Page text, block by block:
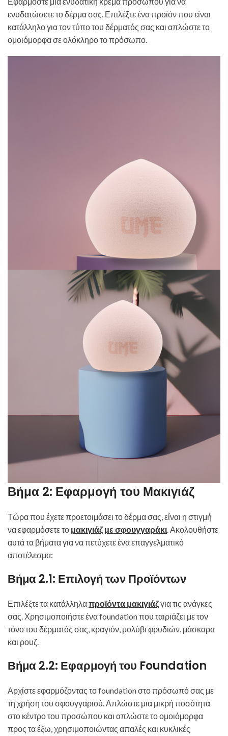
ενυδατώσετε το δέρμα σας. Επιλέξτε ένα προϊόν που είναι
κατάλληλο για τον τύπο του δέρματός σας και απλώστε το
ομοιόμορφα σε ολόκληρο το πρόσωπο.
Βήμα 2: Εφαρμογή του Μακιγιάζ
Τώρα που έχετε προετοιμάσει το δέρμα σας, είναι η στιγμή
να εφαρμόσετε το μακιγιάζ με σφουγγαράκι. Ακολουθήστε
αυτά τα βήματα για να πετύχετε ένα επαγγελματικό
αποτέλεσμα:
Βήμα 2.1: Επιλογή των Προϊόντων
Επιλέξτε τα κατάλληλαπροϊόντα μακιγιάζγια τις ανάγκες
σας. Χρησιμοποιήστε ένα foundation που ταιριάζει με τον
τόνο του δέρματός σας, κραγιόν, μολύβι φρυδιών, μάσκαρα
και ρουζ.
Βήμα 2.2: Εφαρμογή του Foundation
Αρχίστε εφαρμόζοντας το foundation στο πρόσωπό σας με
τη χρήση του σφουγγαριού. Απλώστε μια μικρή ποσότητα
στο κέντρο του προσώπου και απλώστε το ομοιόμορφα
προς τα έξω, χρησιμοποιώντας απαλές και κυκλικές